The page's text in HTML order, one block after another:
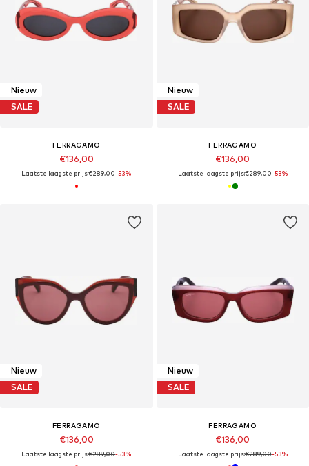
Nieuw
SALE
FERRAGAMO
€136,00
Laatste laagste prijs:€289,00-53%
Nieuw
SALE
FERRAGAMO
€136,00
Laatste laagste prijs:€289,00-53%
Nieuw
SALE
FERRAGAMO
€136,00
Laatste laagste prijs:€289,00-53%
Nieuw
SALE
FERRAGAMO
€136,00
Laatste laagste prijs:€289,00-53%